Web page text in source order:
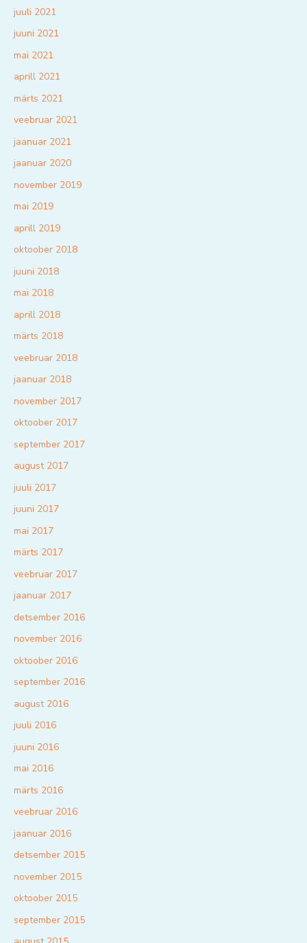
juuli 2021
juuni 2021
mai 2021
aprill 2021
märts 2021
veebruar 2021
jaanuar 2021
jaanuar 2020
november 2019
mai 2019
aprill 2019
oktoober 2018
juuni 2018
mai 2018
aprill 2018
märts 2018
veebruar 2018
jaanuar 2018
november 2017
oktoober 2017
september 2017
august 2017
juuli 2017
juuni 2017
mai 2017
märts 2017
veebruar 2017
jaanuar 2017
detsember 2016
november 2016
oktoober 2016
september 2016
august 2016
juuli 2016
juuni 2016
mai 2016
märts 2016
veebruar 2016
jaanuar 2016
detsember 2015
november 2015
oktoober 2015
september 2015